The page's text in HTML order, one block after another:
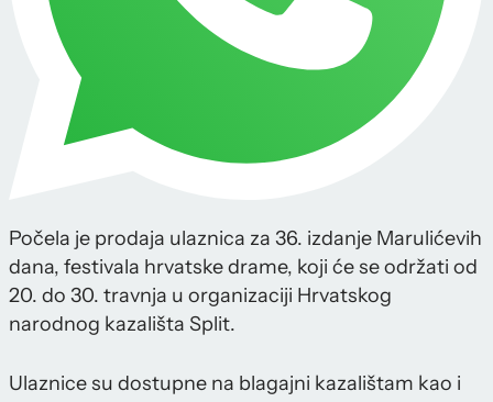
Počela je prodaja ulaznica za 36. izdanje Marulićevih
dana, festivala hrvatske drame, koji će se održati od
20. do 30. travnja u organizaciji Hrvatskog
narodnog kazališta Split.
Ulaznice su dostupne na blagajni kazalištam kao i